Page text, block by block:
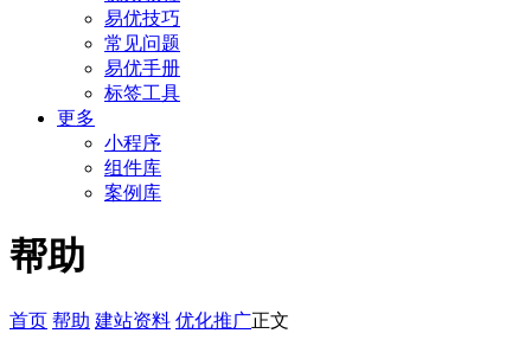
易优技巧
常见问题
易优手册
标签工具
更多
小程序
组件库
案例库
帮助
首页 帮助 建站资料 优化推广正文